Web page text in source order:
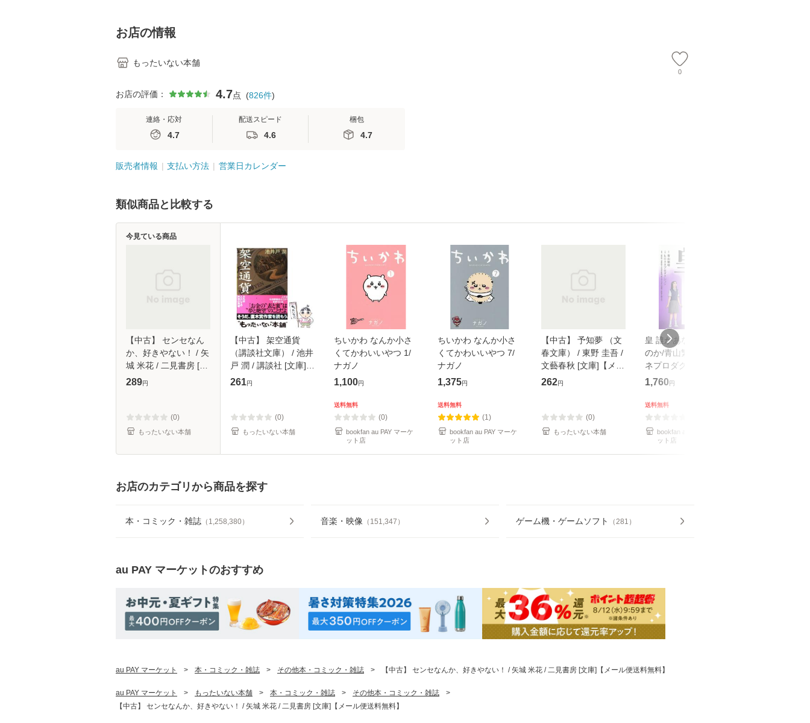
堂 [単行
お店の情報
もったいない本舗
0
お店の評価： 4.7点 (826件)
連絡・応対
4.7
配送スピード
4.6
梱包
4.7
販売者情報 支払い方法 営業日カレンダー
類似商品と比較する
【中古】 センセなん
か、好きやない！ / 矢
城 米花 / 二見書房 [文
庫]【メール便送料無
289円
(0)
もったいない本舗
今見ている商品
【中古】 架空通貨
（講談社文庫） / 池井
戸 潤 / 講談社 [文庫]
【メール便送料無料】
261円
(0)
もったいない本舗
ちいかわ なんか小さ
くてかわいいやつ 1/
ナガノ
1,100円
送料無料
(0)
bookfan au PAY マーケ
ット店
ちいかわ なんか小さ
くてかわいいやつ 7/
ナガノ
1,375円
送料無料
(1)
bookfan au PAY マーケ
ット店
【中古】 予知夢 （文
春文庫） / 東野 圭吾 /
文藝春秋 [文庫]【メー
ル便送料無料】
262円
(0)
もったいない本舗
皇 誰があなたを護る
のか/青山繁晴/ヒロカ
ネプロダクション/新
田均
1,760 円
送料無料
bookfan au PAY マーケ
ット店
お店のカテゴリから商品を探す
本・コミック・雑誌 （ 1,258,380） 音楽・映像 （ 151,347 ） ゲーム機・ゲームソフト （ 281 ）
au PAY マーケットのおすすめ
au PAY マーケット > 本・コミック・雑誌 > その他本・コミック・雑誌 > 【中古】 センセなんか、好きやない！ / 矢城 米花 / 二見書房 [文庫]【メール便送料無料】
au PAY マーケット > もったいない本舗 > 本・コミック・雑誌 > その他本・コミック・雑誌
>
【中古】 センセなんか、好きやない！ / 矢城 米花 / 二見書房 [文庫]【メール便送料無料】